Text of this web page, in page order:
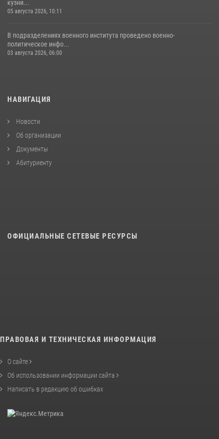
кузни...
05 августа 2026, 10:11
В подразделениях военного института проведено военно-
политическое инфо...
03 августа 2026, 06:00
НАВИГАЦИЯ
Новости
Об организации
Документы
Абитуриенту
ОФИЦИАЛЬНЫЕ СЕТЕВЫЕ РЕСУРСЫ
ПРАВОВАЯ И ТЕХНИЧЕСКАЯ ИНФОРМАЦИЯ
О сайте
Об использовании информации сайта
Написать в редакцию об ошибках